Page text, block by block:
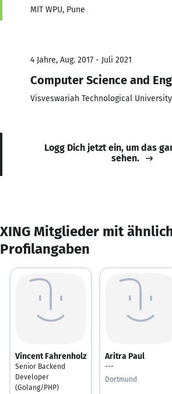
MIT WPU, Pune
4 Jahre, Aug. 2017 - Juli 2021
Computer Science and
Visveswariah Technological University
Logg Dich jetzt ein, um das
sehen.
XING Mitglieder mit
Profilangaben
Vincent Fahrenholz
Senior Backend
Developer
(Golang/PHP)
Aritra Paul
---
Dortmund